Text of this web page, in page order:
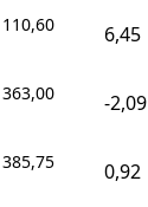
110,60 6,45
363,00 -2,09
385,75 0,92